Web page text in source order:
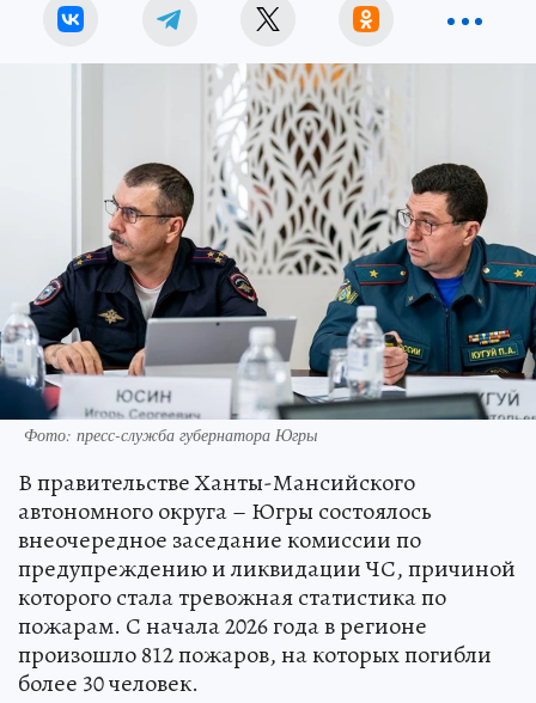
Фото: пресс-служба губернатора Югры
В правительстве Ханты-Мансийского
автономного округа – Югры состоялось
внеочередное заседание комиссии по
предупреждению и ликвидации ЧС, причиной
которого стала тревожная статистика по
пожарам. С начала 2026 года в регионе
произошло 812 пожаров, на которых погибли
более 30 человек.